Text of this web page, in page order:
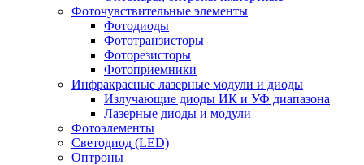
Фоточувствительные элементы
Фотодиоды
Фототранзисторы
Фоторезисторы
Фотоприемники
Инфракрасные лазерные модули и диоды
Излучающие диоды ИК и УФ диапазона
Лазерные диоды и модули
Фотоэлементы
Светодиод (LED)
Оптроны